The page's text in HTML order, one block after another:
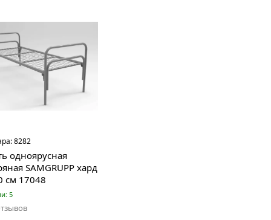
8282
одноярусная
SAMGRUPP хард
см 17048
5